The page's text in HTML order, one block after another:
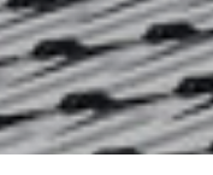
создана для
совмещает кухню